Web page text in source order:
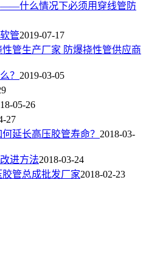
——什么情况下必须用穿线管防
管2019-07-17
管生产厂家 防爆挠性管供应商
？ 2019-03-05
05-26
27
延长高压胶管寿命？ 2018-03-
进方法2018-03-24
管总成批发厂家2018-02-23